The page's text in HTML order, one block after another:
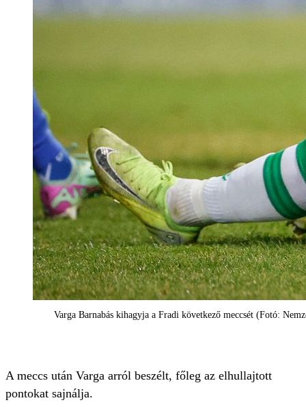
Varga Barnabás kihagyja a Fradi következő meccsét (Fotó:
A meccs után Varga arról beszélt, főleg az elhullajtott
pontokat sajnálja.